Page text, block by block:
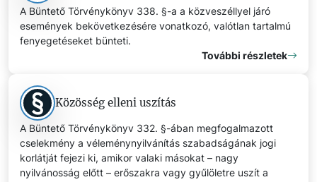
A Büntető Törvénykönyv 338. §-a a közveszéllyel járó
események bekövetkezésére vonatkozó, valótlan tartalmú
fenyegetéseket bünteti.
További részletek
Közösség elleni uszítás
A Büntető Törvénykönyv 332. §-ában megfogalmazott
cselekmény a véleménynyilvánítás szabadságának jogi
korlátját fejezi ki, amikor valaki másokat – nagy
nyilvánosság előtt – erőszakra vagy gyűlöletre uszít a